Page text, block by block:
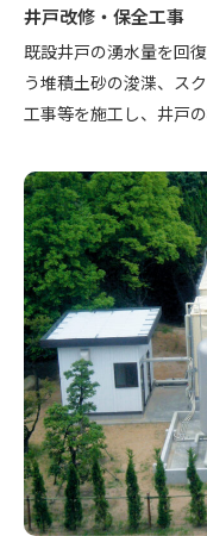
井戸改修・保全工事
既設井戸の湧水量を回
う堆積土砂の浚渫、ス
工事等を施工し、井戸